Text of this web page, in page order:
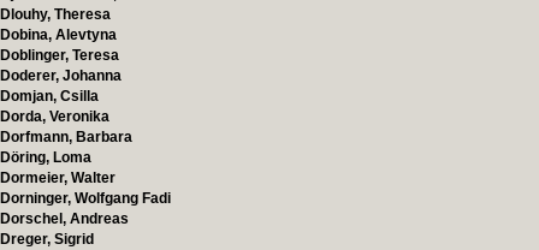
Dlouhy, Theresa
Dobina, Alevtyna
Doblinger, Teresa
Doderer, Johanna
Domjan, Csilla
Dorda, Veronika
Dorfmann, Barbara
Döring, Loma
Dormeier, Walter
Dorninger, Wolfgang Fadi
Dorschel, Andreas
Dreger, Sigrid